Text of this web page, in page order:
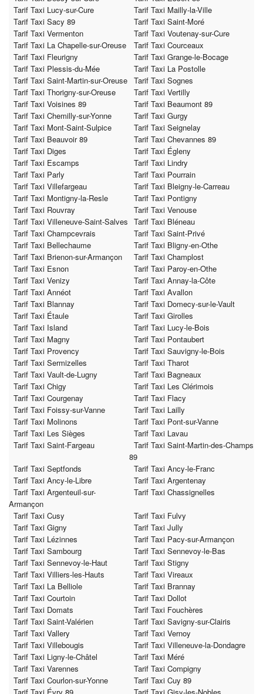
Tarif Taxi Lucy-sur-Cure
Tarif Taxi Mailly-la-Ville
Tarif Taxi Sacy 89
Tarif Taxi Saint-Moré
Tarif Taxi Vermenton
Tarif Taxi Voutenay-sur-Cure
Tarif Taxi La Chapelle-sur-Oreuse
Tarif Taxi Courceaux
Tarif Taxi Fleurigny
Tarif Taxi Grange-le-Bocage
Tarif Taxi Plessis-du-Mée
Tarif Taxi La Postolle
Tarif Taxi Saint-Martin-sur-Oreuse Tarif Taxi Sognes
Tarif Taxi Thorigny-sur-Oreuse
Tarif Taxi Vertilly
Tarif Taxi Voisines 89
Tarif Taxi Beaumont 89
Tarif Taxi Chemilly-sur-Yonne
Tarif Taxi Gurgy
Tarif Taxi Mont-Saint-Sulpice
Tarif Taxi Seignelay
Tarif Taxi Beauvoir 89
Tarif Taxi Chevannes 89
Tarif Taxi Diges
Tarif Taxi Égleny
Tarif Taxi Escamps
Tarif Taxi Lindry
Tarif Taxi Parly
Tarif Taxi Pourrain
Tarif Taxi Villefargeau
Tarif Taxi Bleigny-le-Carreau
Tarif Taxi Montigny-la-Resle
Tarif Taxi Pontigny
Tarif Taxi Rouvray
Tarif Taxi Venouse
Tarif Taxi Villeneuve-Saint-Salves Tarif Taxi Bléneau
Tarif Taxi Champcevrais
Tarif Taxi Saint-Privé
Tarif Taxi Bellechaume
Tarif Taxi Bligny-en-Othe
Tarif Taxi Brienon-sur-Armançon
Tarif Taxi Champlost
Tarif Taxi Esnon
Tarif Taxi Paroy-en-Othe
Tarif Taxi Venizy
Tarif Taxi Annay-la-Côte
Tarif Taxi Annéot
Tarif Taxi Avallon
Tarif Taxi Blannay
Tarif Taxi Domecy-sur-le-Vault
Tarif Taxi Étaule
Tarif Taxi Girolles
Tarif Taxi Island
Tarif Taxi Lucy-le-Bois
Tarif Taxi Magny
Tarif Taxi Pontaubert
Tarif Taxi Provency
Tarif Taxi Sauvigny-le-Bois
Tarif Taxi Sermizelles
Tarif Taxi Tharot
Tarif Taxi Vault-de-Lugny
Tarif Taxi Bagneaux
Tarif Taxi Chigy
Tarif Taxi Les Clérimois
Tarif Taxi Courgenay
Tarif Taxi Flacy
Tarif Taxi Foissy-sur-Vanne
Tarif Taxi Lailly
Tarif Taxi Molinons
Tarif Taxi Pont-sur-Vanne
Tarif Taxi Les Sièges
Tarif Taxi Lavau
Tarif Taxi Saint-Fargeau
Tarif Taxi Saint-Martin-des-Champs
89
Tarif Taxi Septfonds
Tarif Taxi Ancy-le-Franc
Tarif Taxi Ancy-le-Libre
Tarif Taxi Argentenay
Tarif Taxi Argenteuil-sur-
Armançon
Tarif Taxi Chassignelles
Tarif Taxi Cusy
Tarif Taxi Fulvy
Tarif Taxi Gigny
Tarif Taxi Jully
Tarif Taxi Lézinnes
Tarif Taxi Pacy-sur-Armançon
Tarif Taxi Sambourg
Tarif Taxi Sennevoy-le-Bas
Tarif Taxi Sennevoy-le-Haut
Tarif Taxi Stigny
Tarif Taxi Villiers-les-Hauts
Tarif Taxi Vireaux
Tarif Taxi La Belliole
Tarif Taxi Brannay
Tarif Taxi Courtoin
Tarif Taxi Dollot
Tarif Taxi Domats
Tarif Taxi Fouchères
Tarif Taxi Saint-Valérien
Tarif Taxi Savigny-sur-Clairis
Tarif Taxi Vallery
Tarif Taxi Vernoy
Tarif Taxi Villebougis
Tarif Taxi Villeneuve-la-Dondagre
Tarif Taxi Ligny-le-Châtel
Tarif Taxi Méré
Tarif Taxi Varennes
Tarif Taxi Compigny
Tarif Taxi Courlon-sur-Yonne
Tarif Taxi Cuy 89
Tarif Taxi Évry 89
Tarif Taxi Gisy-les-Nobles